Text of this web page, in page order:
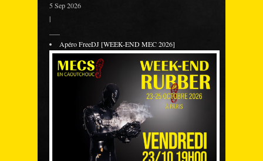
5 Sep 2026
|
Apéro FreeDJ [WEEK-END MEC 2026]